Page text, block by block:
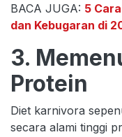
BACA JUGA: 5
dan Kebugaran di
3.
Protein
Diet karnivora
secara alami tinggi